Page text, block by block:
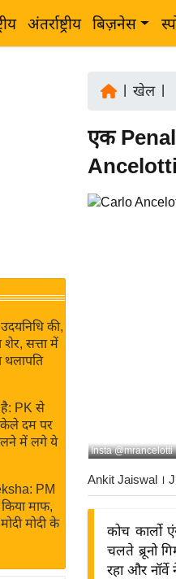
अंतर्राष्ट्रीय बिज़नेस
की,
शेर, सत्ता में
है: PK से
दम पर
में लगे ये
PM
माफ,
मोदी के
खेल|
एक
Ancelotti
Insta @mrancelotti
Ankit Jaiswal ।
कोच कार्लो
चलते ब्रूनो
रहा और